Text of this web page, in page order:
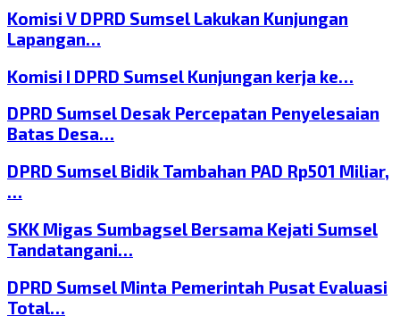
Komisi V DPRD Sumsel Lakukan Kunjungan
Lapangan…
Komisi I DPRD Sumsel Kunjungan kerja ke…
DPRD Sumsel Desak Percepatan Penyelesaian
Batas Desa…
DPRD Sumsel Bidik Tambahan PAD Rp501 Miliar,
…
SKK Migas Sumbagsel Bersama Kejati Sumsel
Tandatangani…
DPRD Sumsel Minta Pemerintah Pusat Evaluasi
Total…